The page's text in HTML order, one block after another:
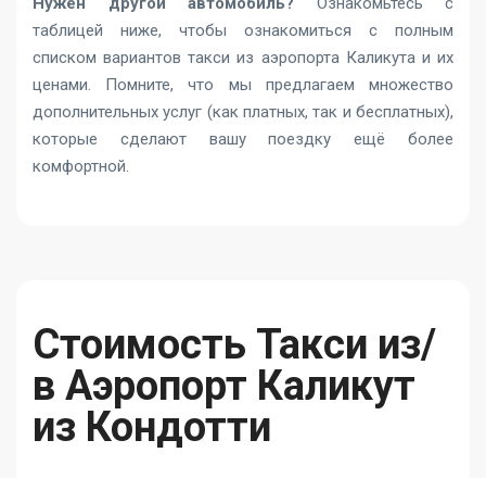
таблицей ниже, чтобы ознакомиться с полным
списком вариантов такси из аэропорта Каликута и их
ценами. Помните, что мы предлагаем множество
дополнительных услуг (как платных, так и бесплатных),
которые сделают вашу поездку ещё более
комфортной.
Стоимость Такси из/
в Аэропорт Каликут
из Кондотти